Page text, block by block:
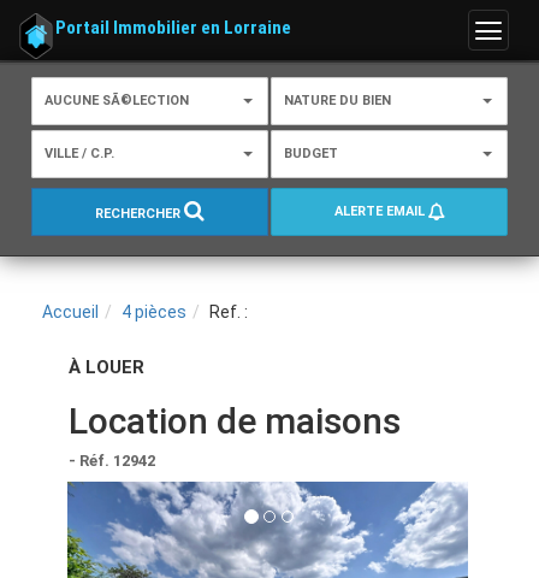
Menu
Portail Immobilier en Lorraine
AUCUNE SÃ©LECTION NATURE DU BIEN
VILLE / C.P. BUDGET
RECHERCHER ALERTE EMAIL
Accueil 4 pièces Ref. :
À LOUER
Location de maisons
- Réf. 12942